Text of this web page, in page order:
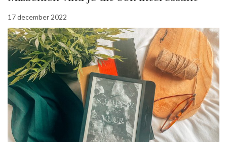
17 december 2022